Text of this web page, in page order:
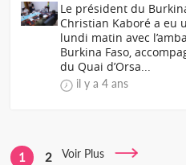
Le président du
Christian Kaboré a eu
lundi matin avec
Burkina Faso,
du Quai d’Orsa...
il y a 4 ans
1 2 Voir Plus